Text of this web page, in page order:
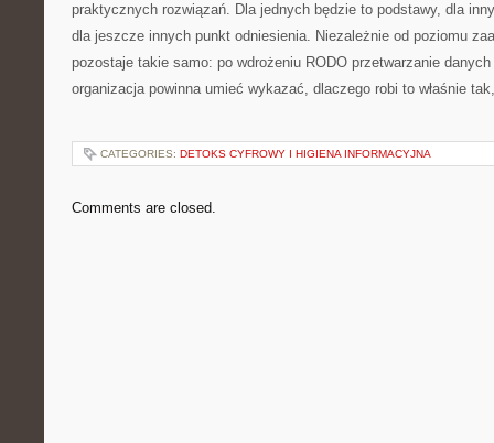
praktycznych rozwiązań. Dla jednych będzie to podstawy, dla
dla jeszcze innych punkt odniesienia. Niezależnie od poziomu
pozostaje takie samo: po wdrożeniu RODO przetwarzanie
organizacja powinna umieć wykazać, dlaczego robi to właśnie
CATEGORIES: DETOKS CYFROWY I HIGIENA INFORMACYJNA
Comments are closed.